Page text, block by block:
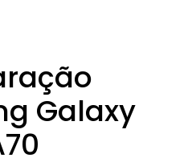
Galaxy